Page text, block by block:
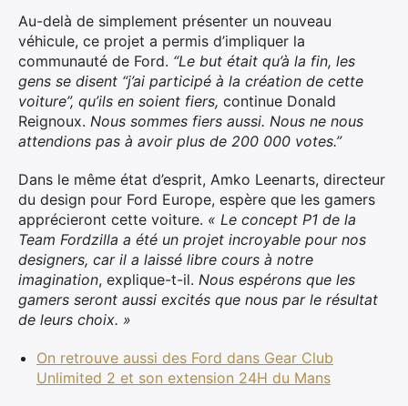
Au-delà de simplement présenter un nouveau
véhicule, ce projet a permis d’impliquer la
communauté de Ford. “Le but était qu’à la fin, les
gens se disent “j’ai participé à la création de cette
voiture”, qu’ils en soient fiers, continue Donald
Reignoux. Nous sommes fiers aussi. Nous ne nous
attendions pas à avoir plus de 200 000 votes.”
Dans le même état d’esprit, Amko Leenarts, directeur
du design pour Ford Europe, espère que les gamers
apprécieront cette voiture. « Le concept P1 de la
Team Fordzilla a été un projet incroyable pour nos
designers, car il a laissé libre cours à notre
imagination, explique-t-il. Nous espérons que les
gamers seront aussi excités que nous par le résultat
de leurs choix. »
On retrouve aussi des Ford dans Gear Club
Unlimited 2 et son extension 24H du Mans
Rechercher
: